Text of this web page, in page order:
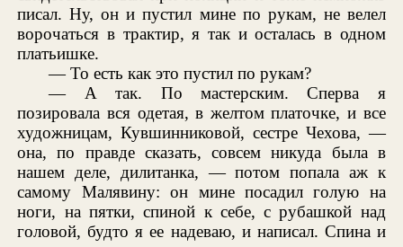
писал. Ну, он и пустил мине по рукам, не велел
ворочаться в трактир, я так и осталась в одном
платьишке.
— То есть как это пустил по рукам?
— А так. По мастерским. Сперва я
позировала вся одетая, в желтом платочке, и все
художницам, Кувшинниковой, сестре Чехова, —
она, по правде сказать, совсем никуда была в
нашем деле, дилитанка, — потом попала аж к
самому Малявину: он мине посадил голую на
ноги, на пятки, спиной к себе, с рубашкой над
головой, будто я ее надеваю, и написал. Спина и